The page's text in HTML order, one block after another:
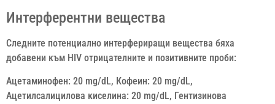
Интерферентни вещества
Следните потенциално интерфериращи вещества бяха
добавени към HIV отрицателните и позитивните проби:
Ацетаминофен: 20 mg/dL, Кофеин: 20 mg/dL,
Ацетилсалицилова киселина: 20 mg/dL, Гентизинова